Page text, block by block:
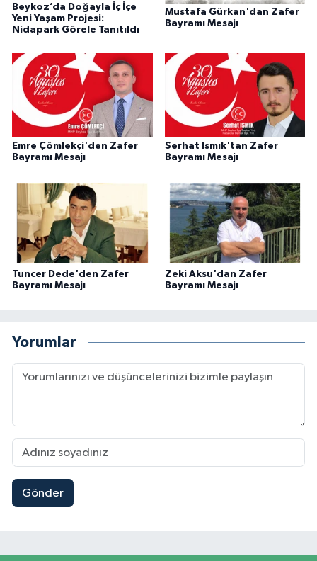
Beykoz’da Doğayla İç İçe
Yeni Yaşam Projesi:
Nidapark Görele Tanıtıldı
Mustafa Gürkan'dan Zafer
Bayramı Mesajı
Emre Çömlekçi'den Zafer
Bayramı Mesajı
Serhat Ismık'tan Zafer
Bayramı Mesajı
Tuncer Dede'den Zafer
Bayramı Mesajı
Zeki Aksu'dan Zafer
Bayramı Mesajı
Yorumlar
Gönder